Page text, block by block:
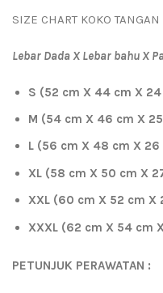
SIZE CHART KOKO
Lebar Dada X Lebar bahu X
S (52 cm X 44 cm X
M (54 cm X 46 cm X
L (56 cm X 48 cm X
XL (58 cm X 50 cm X
XXL (60 cm X 52 cm X
XXXL (62 cm X 54 cm
PETUNJUK PERAWATAN :